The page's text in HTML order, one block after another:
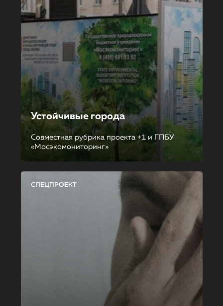
Устойчивые города
Совместная рубрика проекта +1 и ГПБУ
«Мосэкомониторинг»
СПЕЦПРОЕКТ